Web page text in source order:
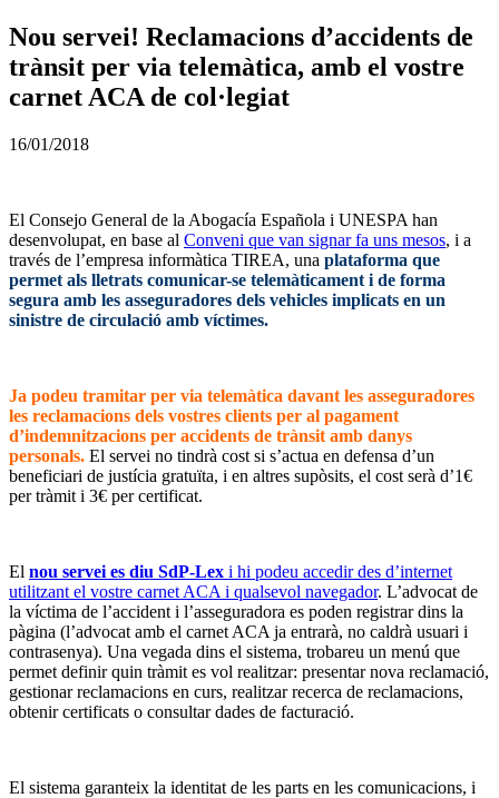
Nou servei! Reclamacions d’accidents de
trànsit per via telemàtica, amb el vostre
carnet ACA de col·legiat
16/01/2018
El Consejo General de la Abogacía Española i UNESPA han
desenvolupat, en base al Conveni que van signar fa uns mesos, i a
través de l’empresa informàtica TIREA, una plataforma que
permet als lletrats comunicar-se telemàticament i de forma
segura amb les asseguradores dels vehicles implicats en un
sinistre de circulació amb víctimes.
Ja podeu tramitar per via telemàtica davant les asseguradores
les reclamacions dels vostres clients per al pagament
d’indemnitzacions per accidents de trànsit amb danys
personals. El servei no tindrà cost si s’actua en defensa d’un
beneficiari de justícia gratuïta, i en altres supòsits, el cost serà d’1€
per tràmit i 3€ per certificat.
El nou servei es diu SdP-Lex i hi podeu accedir des d’internet
utilitzant el vostre carnet ACA i qualsevol navegador. L’advocat de
la víctima de l’accident i l’asseguradora es poden registrar dins la
pàgina (l’advocat amb el carnet ACA ja entrarà, no caldrà usuari i
contrasenya). Una vegada dins el sistema, trobareu un menú que
permet definir quin tràmit es vol realitzar: presentar nova reclamació,
gestionar reclamacions en curs, realitzar recerca de reclamacions,
obtenir certificats o consultar dades de facturació.
El sistema garanteix la identitat de les parts en les comunicacions, i